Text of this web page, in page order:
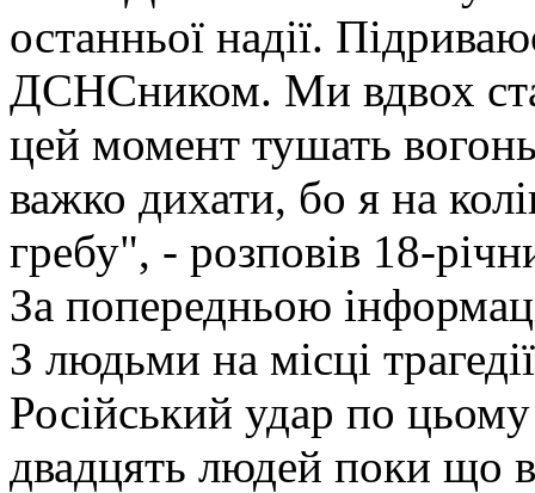
останньої надії.
ДСНСником. Ми вдвох
цей момент тушать
важко дихати, бо я на
гребу", - розповів 18-
За попередньою
З людьми на місці
Російський удар по
двадцять людей поки що